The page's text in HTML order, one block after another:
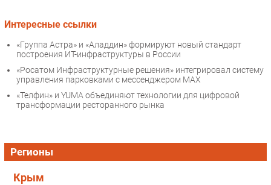
Интересные ссылки
«Группа Астра» и «Аладдин» формируют новый стандарт
построения ИТ-инфраструктуры в России
«Росатом Инфраструктурные решения» интегрировал систему
управления парковками с мессенджером МАХ
«Телфин» и YUMA объединяют технологии для цифровой
трансформации ресторанного рынка
Регионы
Крым